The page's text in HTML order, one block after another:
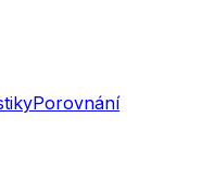
Porovnání